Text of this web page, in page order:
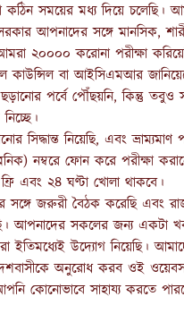
সময়ের মধ্য দিয়ে চলেছি।
আপনাদের সঙ্গে মানসিক,
২০০০০ করোনা পরীক্ষা
কাউন্সিল বা আইসিএমআর
পর্বে পৌঁছয়নি, কিন্তু
নিয়েছি, এবং ভ্রাম্যমাণ
নম্বরে ফোন করে পরীক্ষা
এবং ২৪ ঘণ্টা খোলা থাকবে।
সঙ্গে জরুরী বৈঠক করেছি এবং
আপনাদের সকলের জন্য একটা
ইতিমধ্যেই উদ্যোগ নিয়েছি।
অনুরোধ করব ওই
কোনোভাবে সাহায্য করতে